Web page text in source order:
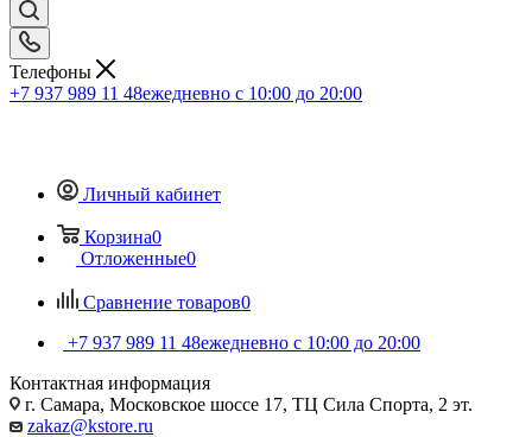
Телефоны
+7 937 989 11 48ежедневно с 10:00 до 20:00
Личный кабинет
Корзина0
Отложенные0
Сравнение товаров0
+7 937 989 11 48ежедневно с 10:00 до 20:00
Контактная информация
г. Самара, Московское шоссе 17, ТЦ Сила Спорта, 2 эт.
zakaz@kstore.ru